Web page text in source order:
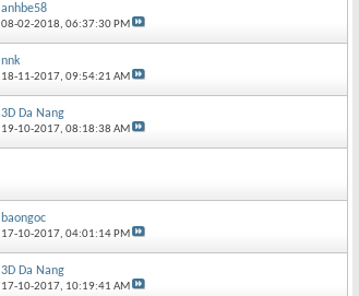
anhbe58
08-02-2018,06:37:30 PM
nnk
18-11-2017,09:54:21 AM
3D Da Nang
19-10-2017,08:18:38 AM
baongoc
17-10-2017,04:01:14 PM
3D Da Nang
17-10-2017, 10:19:41 AM